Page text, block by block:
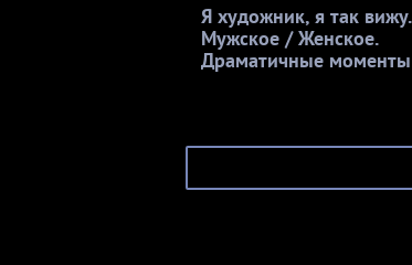
Я художник, я так вижу.
Мужское / Женское.
Драматичные моменты